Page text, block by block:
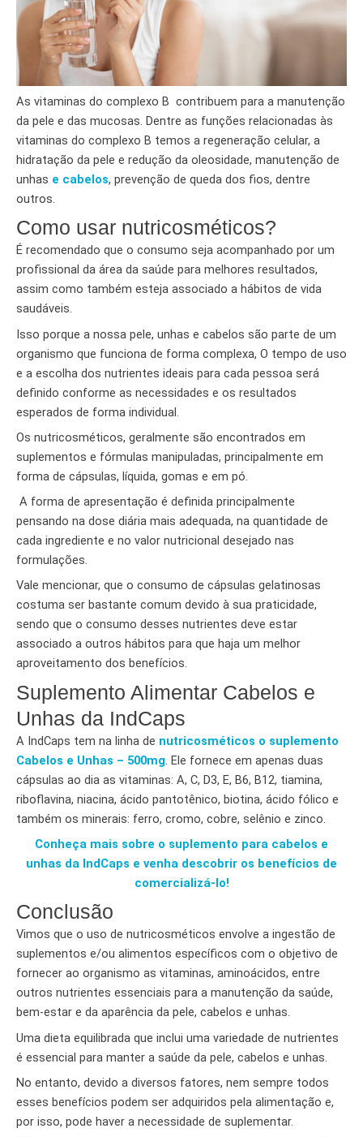
As vitaminas do complexo B contribuem para a manutenção
da pele e das mucosas. Dentre as funções relacionadas às
vitaminas do complexo B temos a regeneração celular, a
hidratação da pele e redução da oleosidade, manutenção de
unhas e cabelos, prevenção de queda dos fios, dentre
outros.
Como usar nutricosméticos?
É recomendado que o consumo seja acompanhado por um
profissional da área da saúde para melhores resultados,
assim como também esteja associado a hábitos de vida
saudáveis.
Isso porque a nossa pele, unhas e cabelos são parte de um
organismo que funciona de forma complexa, O tempo de uso
e a escolha dos nutrientes ideais para cada pessoa será
definido conforme as necessidades e os resultados
esperados de forma individual.
Os nutricosméticos, geralmente são encontrados em
suplementos e fórmulas manipuladas, principalmente em
forma de cápsulas, líquida, gomas e em pó.
A forma de apresentação é definida principalmente
pensando na dose diária mais adequada, na quantidade de
cada ingrediente e no valor nutricional desejado nas
formulações.
Vale mencionar, que o consumo de cápsulas gelatinosas
costuma ser bastante comum devido à sua praticidade,
sendo que o consumo desses nutrientes deve estar
associado a outros hábitos para que haja um melhor
aproveitamento dos benefícios.
Suplemento Alimentar Cabelos e
Unhas da IndCaps
A IndCaps tem na linha de nutricosméticos o suplemento
Cabelos e Unhas – 500mg. Ele fornece em apenas duas
cápsulas ao dia as vitaminas: A, C, D3, E, B6, B12, tiamina,
riboflavina, niacina, ácido pantotênico, biotina, ácido fólico e
também os minerais: ferro, cromo, cobre, selênio e zinco.
Conheça mais sobre o suplemento para cabelos e
unhas da IndCaps e venha descobrir os benefícios de
comercializá-lo!
Conclusão
Vimos que o uso de nutricosméticos envolve a ingestão de
suplementos e/ou alimentos específicos com o objetivo de
fornecer ao organismo as vitaminas, aminoácidos, entre
outros nutrientes essenciais para a manutenção da saúde,
bem-estar e da aparência da pele, cabelos e unhas.
Uma dieta equilibrada que inclui uma variedade de nutrientes
é essencial para manter a saúde da pele, cabelos e unhas.
No entanto, devido a diversos fatores, nem sempre todos
esses benefícios podem ser adquiridos pela alimentação e,
por isso, pode haver a necessidade de suplementar.